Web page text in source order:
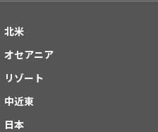
北米
オセアニア
リゾート
中近東
日本